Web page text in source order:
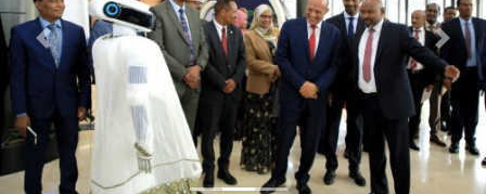
Previous Next